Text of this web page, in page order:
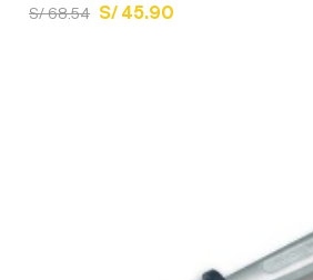
S/ 68.54 S/ 45.90